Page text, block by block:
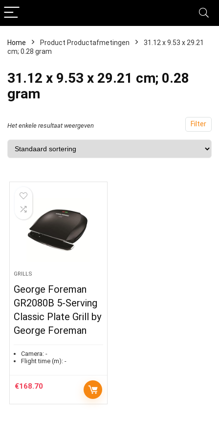
Home Product Productafmetingen
‎31.12 x 9.53 x 29.21
cm; 0.28 gram
‎31.12 x 9.53 x 29.21 cm; 0.28
gram
Filter
Het enkele resultaat weergeven
GRILLS
George Foreman
GR2080B 5-Serving
Classic Plate Grill by
George Foreman
Camera: -
Flight time (m): -
€168.70